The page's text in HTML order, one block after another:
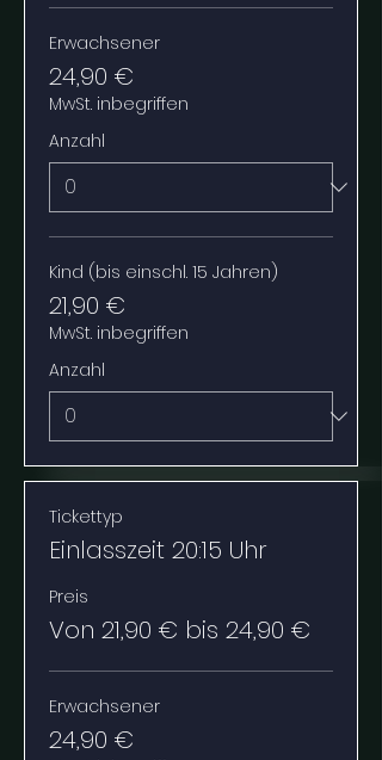
Erwachsener
24,90 €
MwSt. inbegriffen
Anzahl
Kind (bis einschl. 15 Jahren)
21,90 €
MwSt. inbegriffen
Anzahl
Tickettyp
Einlasszeit 20:15 Uhr
Preis
Von 21,90 € bis 24,90 €
Erwachsener
24,90 €